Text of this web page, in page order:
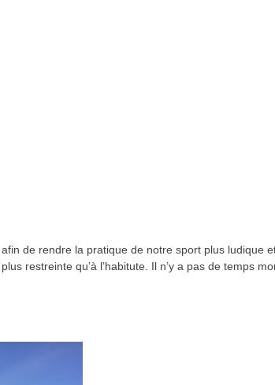
de rendre la pratique de notre sport plus ludique
restreinte qu’à l’habitute. Il n’y a pas de temps